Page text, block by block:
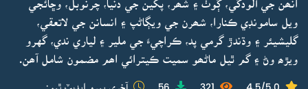
ويل سامونڊي ڪنارا، شھرن جي ويڳاڻپ ۽ انسانن جي لاتعقي،
گليشيئر ۽ وڌندڙ گرمي پد، ڪراچيءَ جي ملير ۽ لياري ندي، گهرو
ويڙھ وڻ ۽ گم ٿيل ماڻھو سميت ڪيترائي اھم مضمون شامل آھن.
4.5/5.0
321
56 آخري ڀيرو اپڊيٽ ٿيو: